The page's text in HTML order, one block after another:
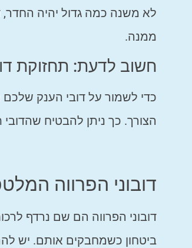
לא משנה כמה גדול יהיה החדר,
ממנה.
חשוב לדעת: תחזוקת
כדי לשמור על דובי הענק שלכם
הצורך. כך ניתן להבטיח
דובוני הפרווה
דובוני הפרווה הם שם נרדף
ביטחון כשמחבקים אותם. יש